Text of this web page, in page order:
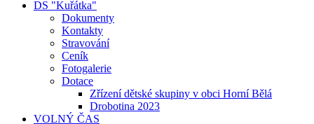
DS "Kuřátka"
Dokumenty
Kontakty
Stravování
Ceník
Fotogalerie
Dotace
Zřízení dětské skupiny v obci Horní Bělá
Drobotina 2023
VOLNÝ ČAS